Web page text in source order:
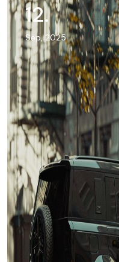
12.
Sep, 2025